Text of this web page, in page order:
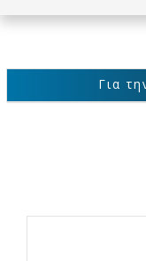
Για την